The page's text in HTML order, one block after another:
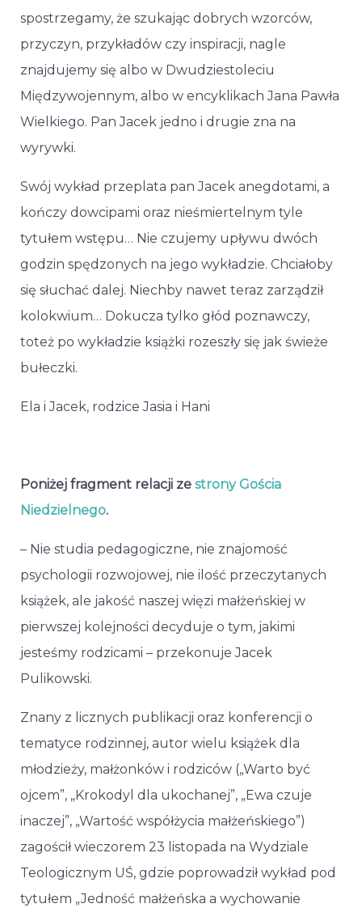
spostrzegamy, że szukając dobrych wzorców,
przyczyn, przykładów czy inspiracji, nagle
znajdujemy się albo w Dwudziestoleciu
Międzywojennym, albo w encyklikach Jana Pawła
Wielkiego. Pan Jacek jedno i drugie zna na
wyrywki.
Swój wykład przeplata pan Jacek anegdotami, a
kończy dowcipami oraz nieśmiertelnym tyle
tytułem wstępu… Nie czujemy upływu dwóch
godzin spędzonych na jego wykładzie. Chciałoby
się słuchać dalej. Niechby nawet teraz zarządził
kolokwium… Dokucza tylko głód poznawczy,
toteż po wykładzie książki rozeszły się jak świeże
bułeczki.
Ela i Jacek, rodzice Jasia i Hani
Poniżej fragment relacji ze strony Gościa
Niedzielnego.
– Nie studia pedagogiczne, nie znajomość
psychologii rozwojowej, nie ilość przeczytanych
książek, ale jakość naszej więzi małżeńskiej w
pierwszej kolejności decyduje o tym, jakimi
jesteśmy rodzicami – przekonuje Jacek
Pulikowski.
Znany z licznych publikacji oraz konferencji o
tematyce rodzinnej, autor wielu książek dla
młodzieży, małżonków i rodziców („Warto być
ojcem”, „Krokodyl dla ukochanej”, „Ewa czuje
inaczej”, „Wartość współżycia małżeńskiego”)
zagościł wieczorem 23 listopada na Wydziale
Teologicznym UŚ, gdzie poprowadził wykład pod
tytułem „Jedność małżeńska a wychowanie